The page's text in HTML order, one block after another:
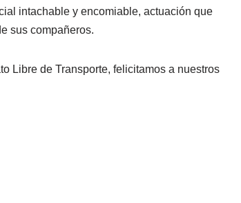
intachable y encomiable, actuación que
sus compañeros.
Libre de Transporte, felicitamos a nuestros